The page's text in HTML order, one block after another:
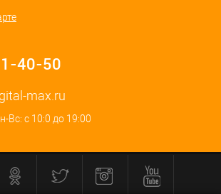
40-50
max.ru
Вс: с 10:0 до 19:00